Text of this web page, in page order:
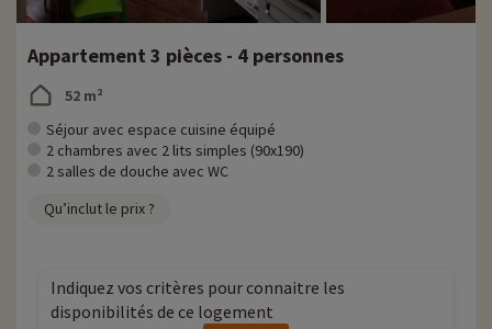
Appartement 3 pièces - 4 personnes
52 m²
Séjour avec espace cuisine équipé
2 chambres avec 2 lits simples (90x190)
2 salles de douche avec WC
Qu’inclut le prix ?
Indiquez vos critères pour connaitre les
disponibilités de ce logement